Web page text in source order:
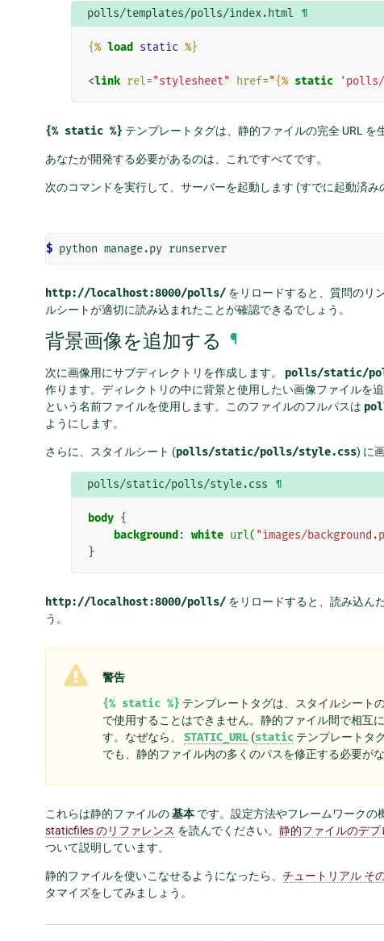
polls/templates/polls/index.html ¶
{% load static %}
<link rel="stylesheet" href="{% static
{% static %} テンプレートタグは、静的ファイルの完全 URL を
あなたが開発する必要があるのは、これですべてです。
次のコマンドを実行して、サーバーを起動します (すでに起動済み
$ python manage.py
http://localhost:8000/polls/ をリロードすると、質問のリ
ルシートが適切に読み込まれたことが確認できるでしょう。
背景画像を追加する ¶
次に画像用にサブディレクトリを作成します。 polls/static/
作ります。ディレクトリの中に背景と使用したい画像ファイルを
という名前ファイルを使用します。このファイルのフルパスは
ようにします。
さらに、スタイルシート (polls/static/polls/style.css) に
polls/static/polls/style.css ¶
body {
background : white url( "images/
}
http://localhost:8000/polls/ をリロードすると、読み込ん
う。
警告
{% static %} テンプレートタグは、スタイルシート
で使用することはできません。静的ファイル間で相互
す。なぜなら、 STATIC_URL (static テンプレートタ
でも、静的ファイル内の多くのパスを修正する必要が
これらは静的ファイルの基本です。設定方法やフレームワークの
staticfiles のリファレンス を読んでください。 静的ファイルのデプ
ついて説明しています。
静的ファイルを使いこなせるようになったら、 チュートリアル そ
タマイズをしてみましょう。